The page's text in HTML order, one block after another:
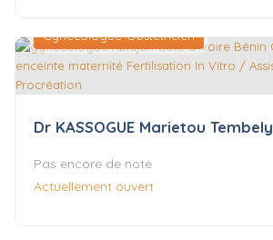
Gynécologue-Obstétricien
Dr KASSOGUE Marietou Tembely
Pas encore de note
Actuellement ouvert